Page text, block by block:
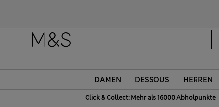
DAMEN DESSOUS HERREN
Click & Collect: Mehr als 16000 Abholpunkte